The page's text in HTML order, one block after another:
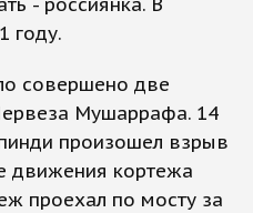
году.
совершено две
Мушаррафа. 14
произошел взрыв
движения кортежа
проехал по мосту за